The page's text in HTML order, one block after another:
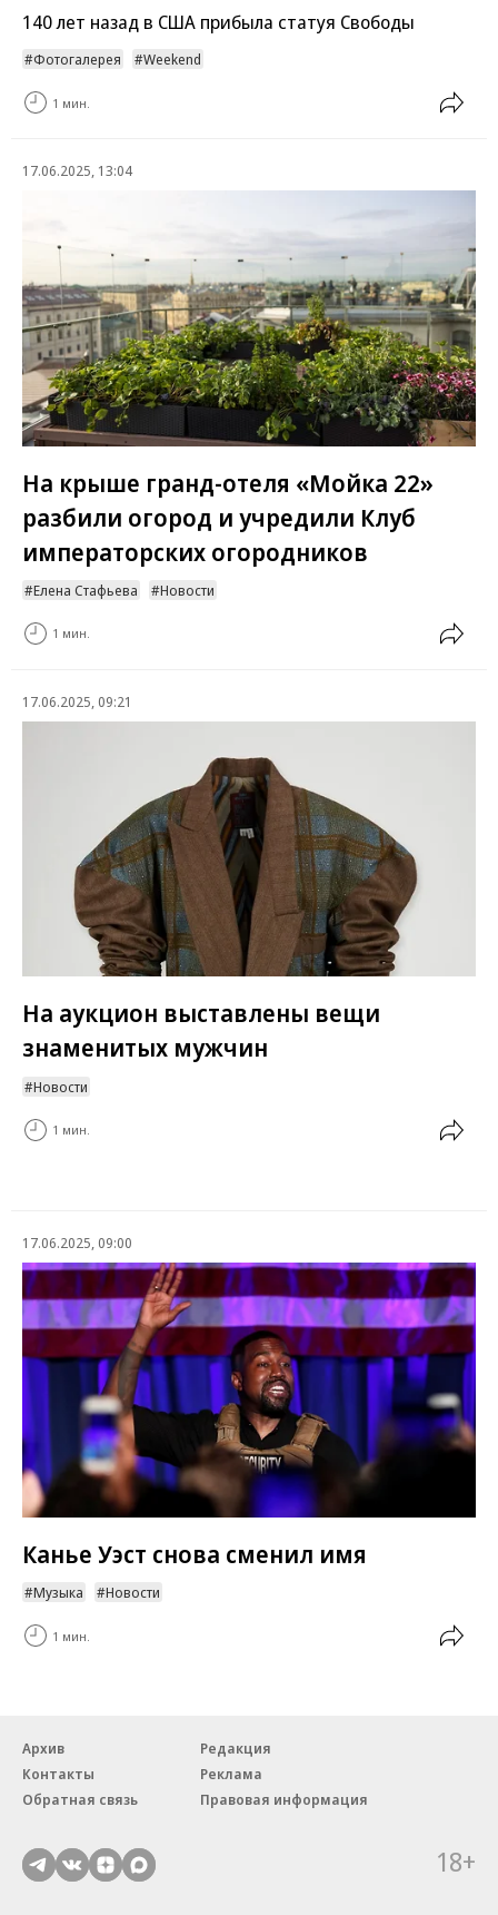
140 лет назад в США прибыла статуя Свободы
Фотогалерея Weekend
1 мин.
17.06.2025, 13:04
На крыше гранд-отеля «Мойка 22»
разбили огород и учредили Клуб
императорских огородников
Елена Стафьева Новости
1 мин.
17.06.2025, 09:21
На аукцион выставлены вещи
знаменитых мужчин
Новости
1 мин.
17.06.2025, 09:00
Канье Уэст снова сменил имя
Музыка Новости
1 мин.
Архив
Редакция
Контакты
Реклама
Обратная связь
Правовая информация
18+